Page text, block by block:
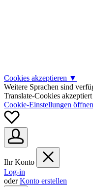
Cookies akzeptieren ▼
Weitere Sprachen sind
Translate-Cookies
Cookie-Einstellungen
Ihr Konto
Log-in
oderKonto erstellen